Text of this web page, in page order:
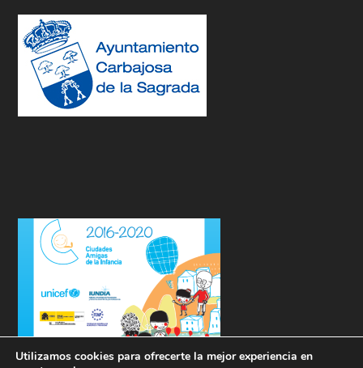
Utilizamos cookies para ofrecerte la mejor experiencia en